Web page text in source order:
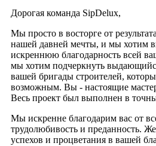
Дорогая команда SipDelux,
Мы просто в восторге от
нашей давней мечты, и мы хотим
искреннюю благодарность всей
мы хотим подчеркнуть
вашей бригады строителей,
возможным. Вы - настоящие
Весь проект был выполнен в
Мы искренне благодарим вас от
трудолюбивость и преданность.
успехов и процветания в вашей